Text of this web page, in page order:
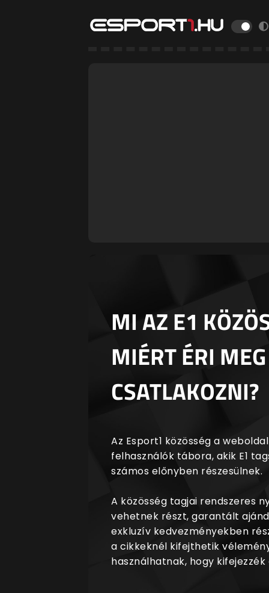
MI AZ E1
MIÉRT ÉRI MEG
CSATLAKOZNI?
Az Esport1 közösség a
felhasználók tábora, akik E1
számos előnyben részesülnek.
A közösség tagjai rendszeres
vehetnek részt, garantált
exkluzív kedvezményekben
a cikkeknél kifejthetik
használhatnak, hogy